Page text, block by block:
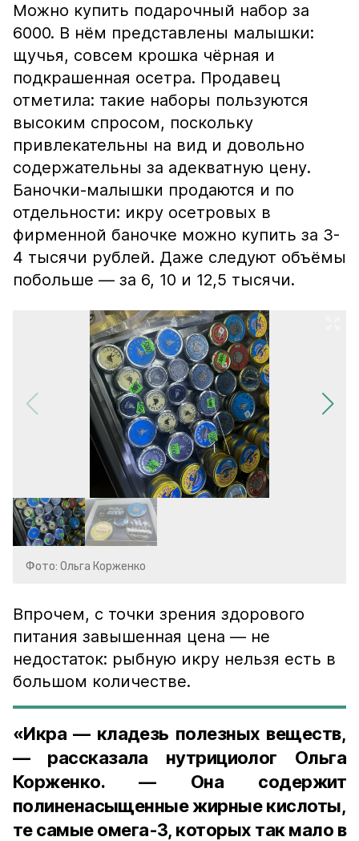
Можно купить подарочный набор за
6000. В нём представлены малышки:
щучья, совсем крошка чёрная и
подкрашенная осетра. Продавец
отметила: такие наборы пользуются
высоким спросом, поскольку
привлекательны на вид и довольно
содержательны за адекватную цену.
Баночки-малышки продаются и по
отдельности: икру осетровых в
фирменной баночке можно купить за 3-
4 тысячи рублей. Даже следуют объёмы
побольше — за 6, 10 и 12,5 тысячи.
Фото: Ольга Корженко
Впрочем, с точки зрения здорового
питания завышенная цена — не
недостаток: рыбную икру нельзя есть в
большом количестве.
«Икра — кладезь полезных веществ,
— рассказала нутрициолог Ольга
Корженко. — Она содержит
полиненасыщенные жирные кислоты,
те самые омега-3, которых так мало в